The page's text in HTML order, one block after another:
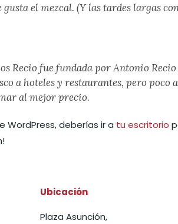
el mezcal. (Y las tardes largas
Recio fue fundada por Antonio
a hoteles y restaurantes, pero
al mejor precio.
WordPress, deberías ir a tu escritorio
Ubicación
Plaza Asunción,